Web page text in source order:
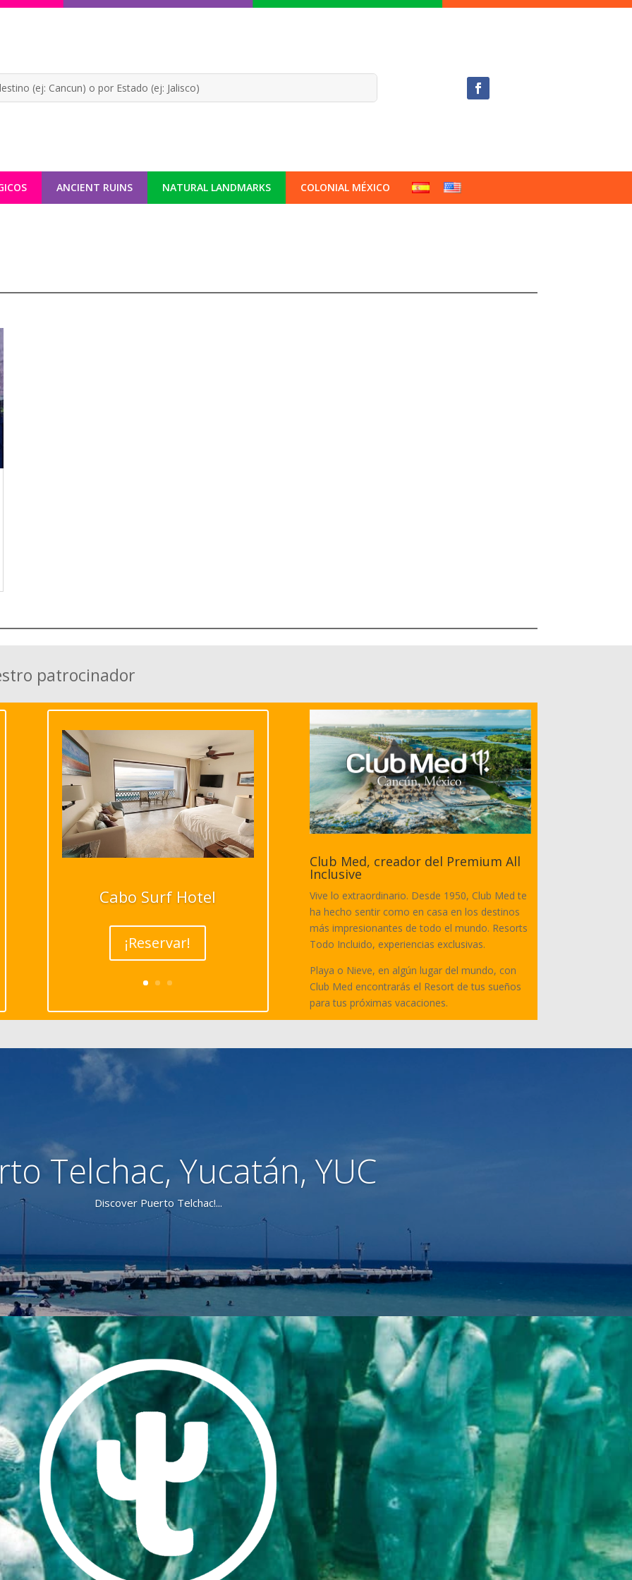
ANCIENT RUINS NATURAL LANDMARKS COLONIAL MÉXICO
patrocinador
Cabo Surf Hotel
¡Reservar!
Club Med, creador del Premium All
Inclusive
Vive lo extraordinario. Desde 1950, Club Med te
ha hecho sentir como en casa en los destinos
más impresionantes de todo el mundo. Resorts
Todo Incluido, experiencias exclusivas.
Playa o Nieve, en algún lugar del mundo, con
Club Med encontrarás el Resort de tus sueños
para tus próximas vacaciones.
Telchac, Yucatán, YUC
Discover Puerto Telchac!...